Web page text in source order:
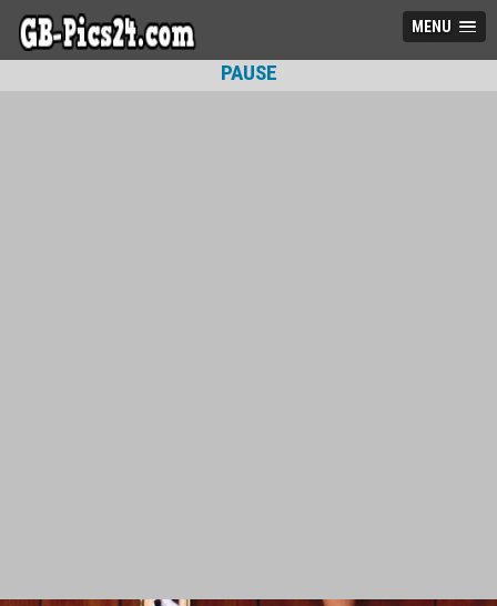
MENU
PAUSE